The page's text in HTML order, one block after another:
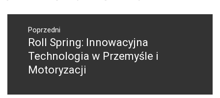
Nawigacja
wpisuPoprzedni
Poprzedni
wpis:
Roll Spring: Innowacyjna
Technologia w Przemyśle i
Motoryzacji